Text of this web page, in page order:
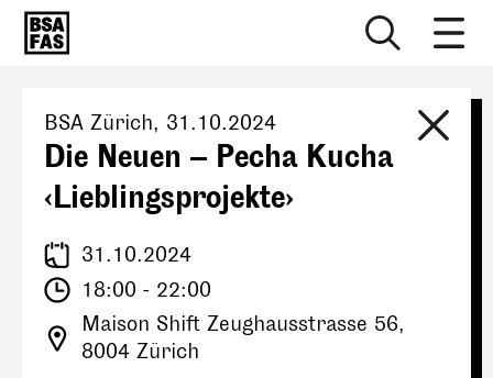
BSA Zürich, 31.10.2024
Die Neuen – Pecha Kucha
‹Lieblingsprojekte›
31.10.2024
18:00 - 22:00
Maison Shift Zeughausstrasse 56,
8004 Zürich